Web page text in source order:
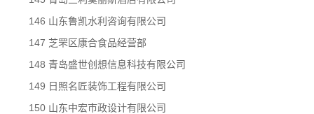
146 山东鲁凯水利咨询有限公司
147 芝罘区康合食品经营部
148 青岛盛世创想信息科技有限公司
149 日照名匠装饰工程有限公司
150 山东中宏市政设计有限公司